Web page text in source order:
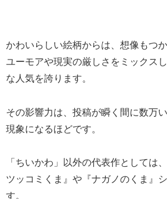
かわいらしい絵柄からは、想像もつ
ユーモアや現実の厳しさをミックス
な人気を誇ります。
その影響力は、投稿が瞬く間に数万
現象になるほどです。
「ちいかわ」以外の代表作としては
ツッコミくま』や『ナガノのくま』
す。